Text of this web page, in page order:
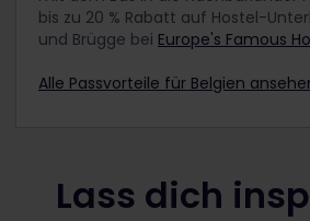
bis zu 20 % Rabatt auf Hostel-
und Brügge bei Europe's Famous
Alle Passvorteile für Belgien
Lass dich